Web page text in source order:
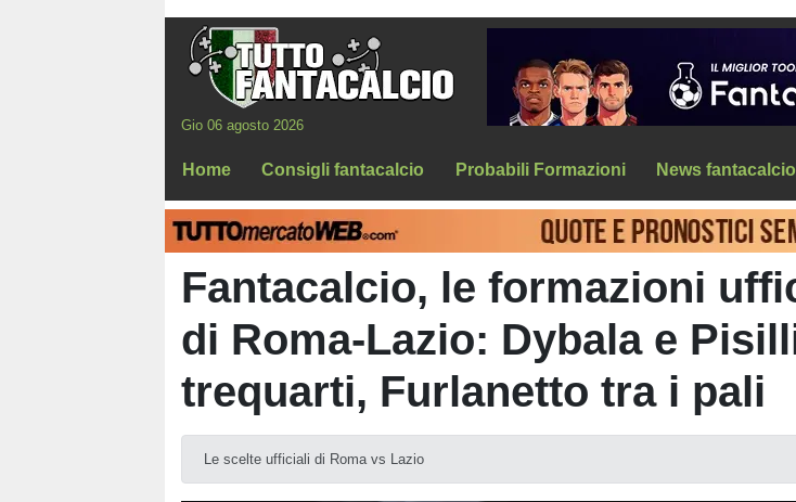
Gio 06 agosto 2026
Home Consigli fantacalcio Probabili Formazioni News fantacalcio
Fantacalcio, le formazioni
di Roma-Lazio: Dybala e
trequarti, Furlanetto tra i pali
Le scelte ufficiali di Roma vs Lazio